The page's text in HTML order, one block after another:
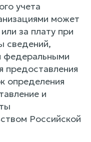
учета
может
за плату при
сведений,
федеральными
предоставления
определения
и
Российской